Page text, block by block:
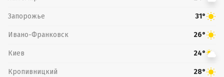
Запорожье 31°
Ивано-Франковск 26°
Киев 24°
Кропивницкий 28°